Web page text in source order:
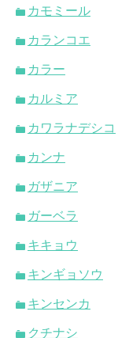
カモミール
カランコエ
カラー
カルミア
カワラナデシコ
カンナ
ガザニア
ガーベラ
キキョウ
キンギョソウ
キンセンカ
クチナシ